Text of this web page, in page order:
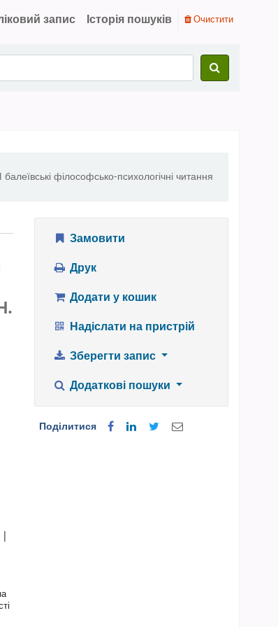
запис Історія пошуків Очистити
філософсько-психологічні читання
|
Замовити
Друк
Додати у кошик
Надіслати на пристрій
Зберегти запис
Додаткові пошуки
Поділитися